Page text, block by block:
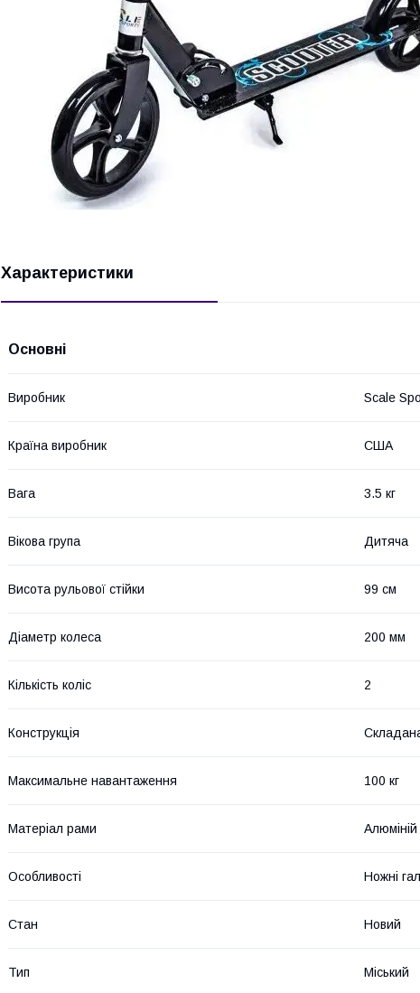
Характеристики
Основні
Виробник Scale
Країна виробник США
Вага 3.5 кг
Вікова група Дитяча
Висота рульової стійки 99 см
Діаметр колеса 200 мм
Кількість коліс 2
Конструкція
Максимальне навантаження 100 кг
Матеріал рами Алюміній
Особливості Ножні
Стан Новий
Тип Міський